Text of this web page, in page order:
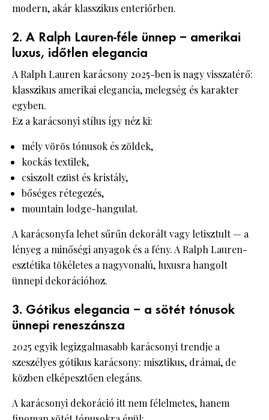
modern, akár klasszikus enteriőrben.
2. A Ralph Lauren-féle ünnep – amerikai
luxus, időtlen elegancia
A Ralph Lauren karácsony 2025-ben is nagy visszatérő:
klasszikus amerikai elegancia, melegség és karakter
egyben.
Ez a karácsonyi stílus így néz ki:
mély vörös tónusok és zöldek,
kockás textilek,
csiszolt ezüst és kristály,
bőséges rétegezés,
mountain lodge-hangulat.
A karácsonyfa lehet sűrűn dekorált vagy letisztult — a
lényeg a minőségi anyagok és a fény. A Ralph Lauren-
esztétika tökéletes a nagyvonalú, luxusra hangolt
ünnepi dekorációhoz.
3. Gótikus elegancia – a sötét tónusok
ünnepi reneszánsza
2025 egyik legizgalmasabb karácsonyi trendje a
szeszélyes gótikus karácsony: misztikus, drámai, de
közben elképesztően elegáns.
A karácsonyi dekoráció itt nem félelmetes, hanem